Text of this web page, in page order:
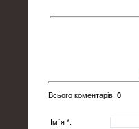
Всього коментарів: 0
Ім`я *: